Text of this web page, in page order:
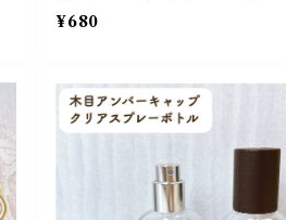
ャップ ガラス製 ブランチ 枝 ダイ
水瓶 高級感 キラキラ 詰替 詰替
スト 香水 化粧水 アロマ 精油
作り ハンドメイド クラフト プレゼ
ト おしゃれ シンプル かわいい
¥680